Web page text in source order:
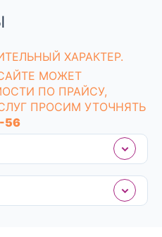
ХАРАКТЕР.
МОЖЕТ
ПО ПРАЙСУ,
ПРОСИМ УТОЧНЯТЬ
56